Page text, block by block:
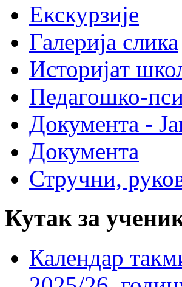
Екскурзије
Галерија слика
Историјат
Педагошко-
Документа -
Документа
Стручни,
Кутак за
Календар